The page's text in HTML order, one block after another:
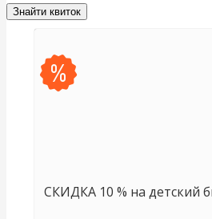
Знайти квиток
СКИДКА 10 % на детский